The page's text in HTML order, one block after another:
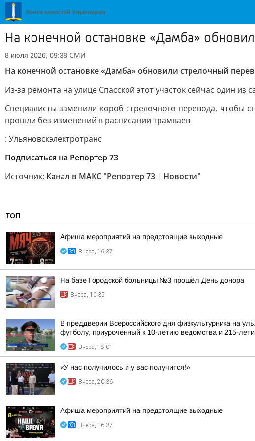
На конечной остановке «Дамба»
8 июля 2026, 09:38 СМИ
На конечной остановке «Дамба» обновили стрелочный
Из-за ремонта на улице Спасской этот участок сейчас один из
Специалисты заменили короб стрелочного перевода, чтобы
прошли без изменений в расписании трамваев.
: Ульяновскэлектротранс
Подписаться на Репортер 73
Источник: Канал в МАКС "Репортер 73 | Новости"
ТОП
Афиша мероприятий на предстоящие выходные
Вчера, 16:37
На базе Городской больницы №3 прошёл День донора
Вчера, 10:35
В преддверии Всероссийского дня физкультурника на
футболу, приуроченный к 10-летию ведомства и 215-
Вчера, 18:01
«У нас получилось и у вас получится!»
Вчера, 20:36
Афиша мероприятий на предстоящие выходные
Вчера, 16:37